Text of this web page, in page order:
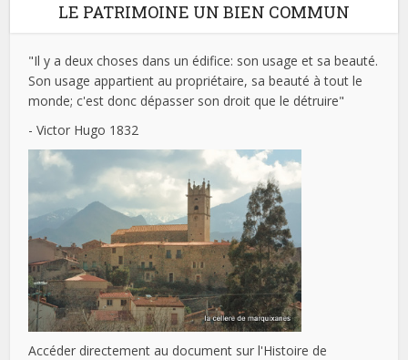
LE PATRIMOINE UN BIEN COMMUN
"Il y a deux choses dans un édifice: son usage et sa beauté.
Son usage appartient au propriétaire, sa beauté à tout le
monde; c'est donc dépasser son droit que le détruire"
- Victor Hugo 1832
Accéder directement au document sur l'Histoire de